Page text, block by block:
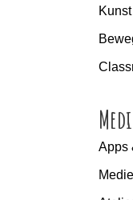
Kunst
Apps